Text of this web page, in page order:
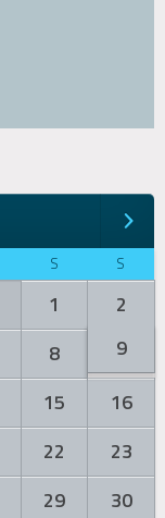
S S
1
2
8
9
15
16
22
23
29
30